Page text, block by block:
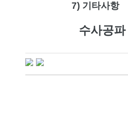
7) 기타사항
수사공